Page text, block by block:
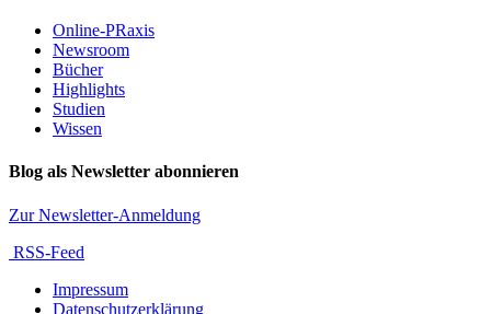
Online-PRaxis
Newsroom
Bücher
Highlights
Studien
Wissen
Blog als Newsletter abonnieren
Zur Newsletter-Anmeldung
RSS-Feed
Impressum
Datenschutzerklärung